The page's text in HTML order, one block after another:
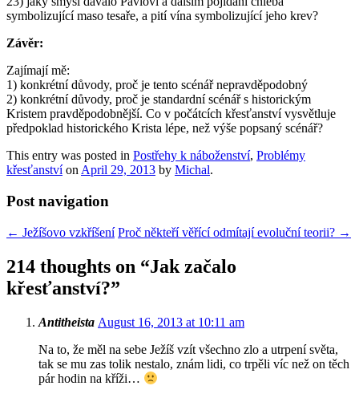
symbolizující maso tesaře, a pití vína symbolizující jeho krev?
Závěr:
Zajímají mě:
1) konkrétní důvody, proč je tento scénář nepravděpodobný
2) konkrétní důvody, proč je standardní scénář s historickým
Kristem pravděpodobnější. Co v počátcích křesťanství vysvětluje
předpoklad historického Krista lépe, než výše popsaný scénář?
This entry was posted in Postřehy k náboženství, Problémy
křesťanstvíonApril 29, 2013 by Michal.
Post navigation
← Ježíšovo vzkříšení Proč někteří věřící odmítají evoluční teorii? →
214 thoughts on “Jak začalo
křesťanství?”
Antitheista August 16, 2013 at 10:11 am
Na to, že měl na sebe Ježíš vzít všechno zlo a utrpení světa,
tak se mu zas tolik nestalo, znám lidi, co trpěli víc než on těch
pár hodin na kříži…